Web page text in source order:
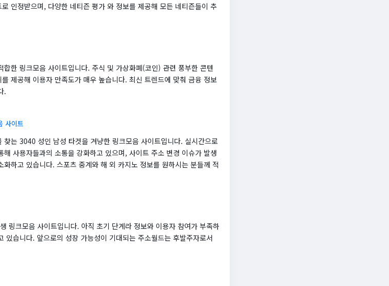
인정받으며, 다양한 네티즌 평가 와 정보를 제공해 모든 네티즌들이 추
한 링크모음 사이트입니다. 주식 및 가상화폐(코인) 관련 풍부한 콘텐
제공해 이용자 만족도가 매우 높습니다. 최신 트렌드에 맞춰 금융 정보
.
사이트
찾는 3040 성인 남성 타겟을 겨냥한 링크모음 사이트입니다. 실시간으로
사용자들과의 소통을 강화하고 있으며, 사이트 주소 변경 이슈가 발생
하고 있습니다. 스포츠 중계와 해 외 카지노 정보를 원하시는 분들께 적
링크모음 사이트입니다. 아직 초기 단계라 정보와 이용자 참여가 부족하
있습니다. 앞으로의 성장 가능성이 기대되는 주소월드는 후발주자로서